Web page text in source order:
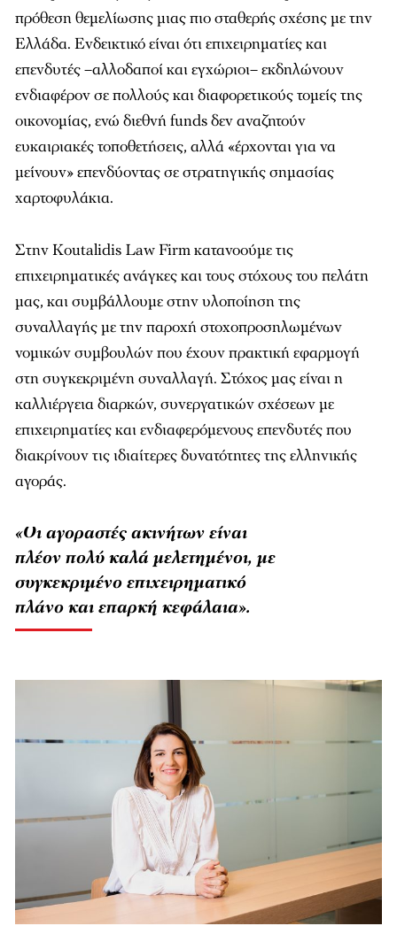
πρόθεση θεμελίωσης μιας πιο σταθερής σχέσης με την
Ελλάδα. Ενδεικτικό είναι ότι επιχειρηματίες και
επενδυτές –αλλοδαποί και εγχώριοι– εκδηλώνουν
ενδιαφέρον σε πολλούς και διαφορετικούς τομείς της
οικονομίας, ενώ διεθνή funds δεν αναζητούν
ευκαιριακές τοποθετήσεις, αλλά «έρχονται για να
μείνουν» επενδύοντας σε στρατηγικής σημασίας
χαρτοφυλάκια.
Στην Koutalidis Law Firm κατανοούμε τις
επιχειρηματικές ανάγκες και τους στόχους του πελάτη
μας, και συμβάλλουμε στην υλοποίηση της
συναλλαγής με την παροχή στοχοπροσηλωμένων
νομικών συμβουλών που έχουν πρακτική εφαρμογή
στη συγκεκριμένη συναλλαγή. Στόχος μας είναι η
καλλιέργεια διαρκών, συνεργατικών σχέσεων με
επιχειρηματίες και ενδιαφερόμενους επενδυτές που
διακρίνουν τις ιδιαίτερες δυνατότητες της ελληνικής
αγοράς.
«Οι αγοραστές ακινήτων είναι
πλέον πολύ καλά μελετημένοι, με
συγκεκριμένο επιχειρηματικό
πλάνο και επαρκή κεφάλαια».